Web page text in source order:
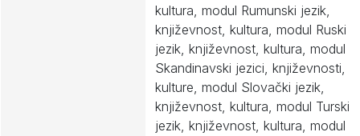
kultura, modul Rumunski jezik,
književnost, kultura, modul Ruski
jezik, književnost, kultura, modul
Skandinavski jezici, književnosti,
kulture, modul Slovački jezik,
književnost, kultura, modul Turski
jezik, književnost, kultura, modul